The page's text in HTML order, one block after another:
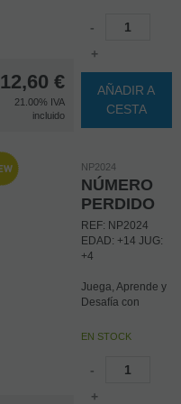
12,60 €
21.00% IVA
incluido
-
+
AÑADIR A
CESTA
NP2024
NÚMERO
PERDIDO
REF: NP2024
EDAD: +14 JUG:
+4
Juega, Aprende y
Desafía con
cartas que pondrá
habilidades
EN STOCK
-
+